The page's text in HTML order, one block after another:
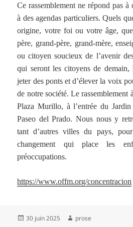
Ce rassemblement ne répond pas à
à des agendas particuliers. Quels
origine, votre foi ou votre âge,
père, grand-père, grand-mère,
ou citoyen soucieux de l’avenir
qui seront les citoyens de
jeter des ponts et d’élever la voix
de notre société. Le rassemblement
Plaza Murillo, à l’entrée du
Paseo del Prado. Nous nous y
tant d’autres villes du pays,
changement qui place les
préoccupations.
https://www.offm.org/concentracion
Publié
30 juin 2025 Auteur
prose